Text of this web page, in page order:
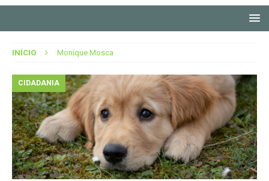
INÍCIO Monique Mosca
CIDADANIA